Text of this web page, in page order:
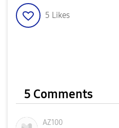
5 Likes
5 Comments
AZ100